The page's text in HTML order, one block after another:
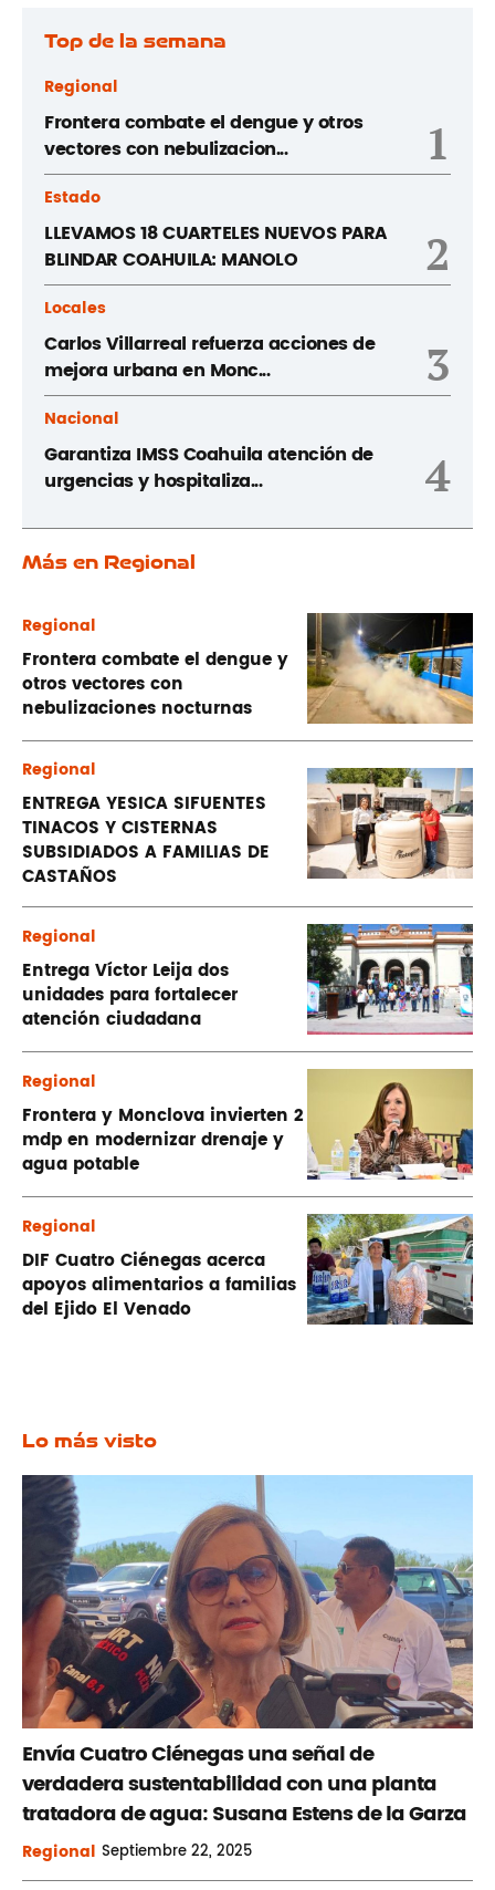
Top de la semana
Regional
Frontera combate el dengue y otros
vectores con nebulizacion...
1
Estado
LLEVAMOS 18 CUARTELES NUEVOS PARA
BLINDAR COAHUILA: MANOLO
2
Locales
Carlos Villarreal refuerza acciones de
mejora urbana en Monc...
3
Nacional
Garantiza IMSS Coahuila atención de
urgencias y hospitaliza...
4
Más en Regional
Regional
Frontera combate el dengue y
otros vectores con
nebulizaciones nocturnas
Regional
ENTREGA YESICA SIFUENTES
TINACOS Y CISTERNAS
SUBSIDIADOS A FAMILIAS DE
CASTAÑOS
Regional
Entrega Víctor Leija dos
unidades para fortalecer
atención ciudadana
Regional
Frontera y Monclova invierten 2
mdp en modernizar drenaje y
agua potable
Regional
DIF Cuatro Ciénegas acerca
apoyos alimentarios a familias
del Ejido El Venado
Lo más visto
Envía Cuatro Ciénegas una señal de
verdadera sustentabilidad con una planta
tratadora de agua: Susana Estens de la Garza
Regional Septiembre22, 2025